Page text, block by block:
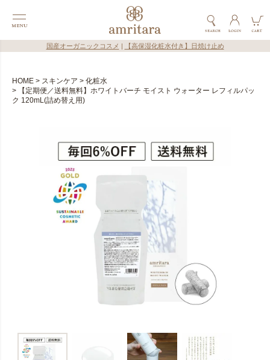
国産オーガニックコスメ 【高保湿化粧水付き】日焼け止め
HOME スキンケア
化粧水
【定期便／送料無料】ホワイトバーチ モイスト ウォーター レフィルパッ
ク 120mL(詰め替え用)